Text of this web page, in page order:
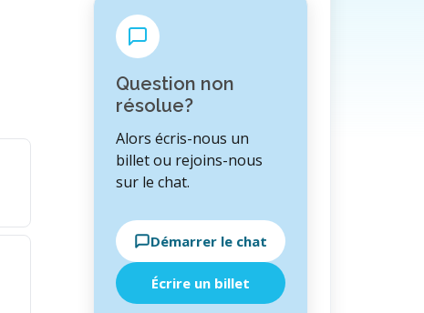
Question non
résolue?
Alors écris-nous un
billet ou rejoins-nous
sur le chat.
Démarrer le chat
Écrire un billet